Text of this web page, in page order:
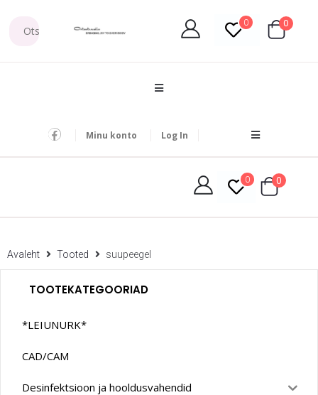
0 0
Minu konto Log In
0 0
Avaleht Tooted suupeegel
TOOTEKATEGOORIAD
*LEIUNURK*
CAD/CAM
Desinfektsioon ja hooldusvahendid